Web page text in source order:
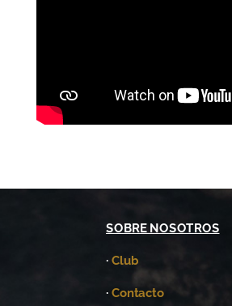
SOBRE NOSOTROS
· Club
· Contacto